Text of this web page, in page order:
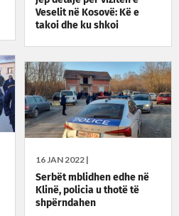
Veselit në Kosovë: Kë e
takoi dhe ku shkoi
16 JAN 2022 |
Serbët mblidhen edhe në
Klinë, policia u thotë të
shpërndahen